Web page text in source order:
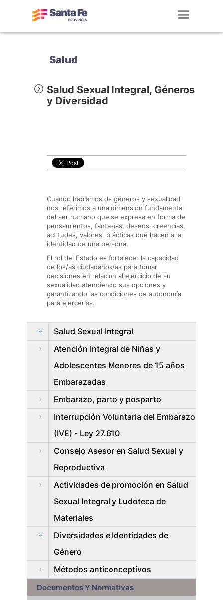
Salud
Salud Sexual Integral, Géneros
y Diversidad
Cuando hablamos de géneros y sexualidad
nos referimos a una dimensión fundamental
del ser humano que se expresa en forma de
pensamientos, fantasías, deseos, creencias,
actitudes, valores, prácticas que hacen a la
identidad de una persona.
El rol del Estado es fortalecer la capacidad
de los/as ciudadanos/as para tomar
decisiones en relación al ejercicio de su
sexualidad atendiendo sus opciones y
garantizando las condiciones de autonomía
para ejercerlas.
Salud Sexual Integral
Atención Integral de Niñas y
Adolescentes Menores de 15 años
Embarazadas
Embarazo, parto y posparto
Interrupción Voluntaria del Embarazo
(IVE) - Ley 27.610
Consejo Asesor en Salud Sexual y
Reproductiva
Actividades de promoción en Salud
Sexual Integral y Ludoteca de
Materiales
Diversidades e Identidades de
Género
Métodos anticonceptivos
Documentos Y Normativas